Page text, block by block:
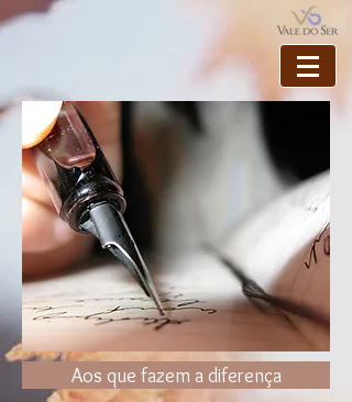
Aos que fazem a diferença